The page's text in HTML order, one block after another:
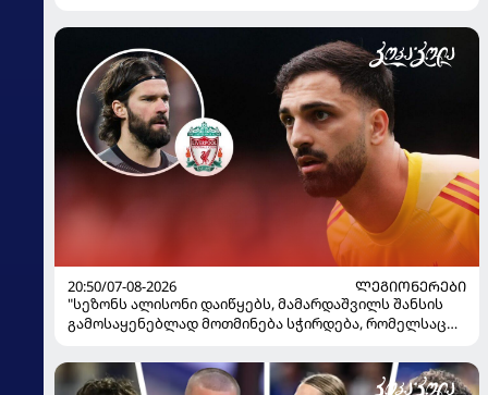
20:50/07-08-2026
ᲚᲔᲒᲘᲝᲜᲔᲠᲔᲑᲘ
"სეზონს ალისონი დაიწყებს, მამარდაშვილს შანსის
გამოსაყენებლად მოთმინება სჭირდება, რომელსაც
ყოფილმა მეკარემ